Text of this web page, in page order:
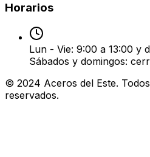
Horarios
Lun - Vie: 9:00 a 13:00 y
Sábados y domingos:
© 2024 Aceros del Este.
reservados.